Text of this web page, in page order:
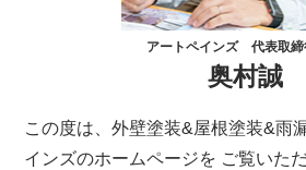
アートペインズ 代表取締
奥村誠
この度は、外壁塗装&屋根塗装&雨
インズのホームページを ご覧いた